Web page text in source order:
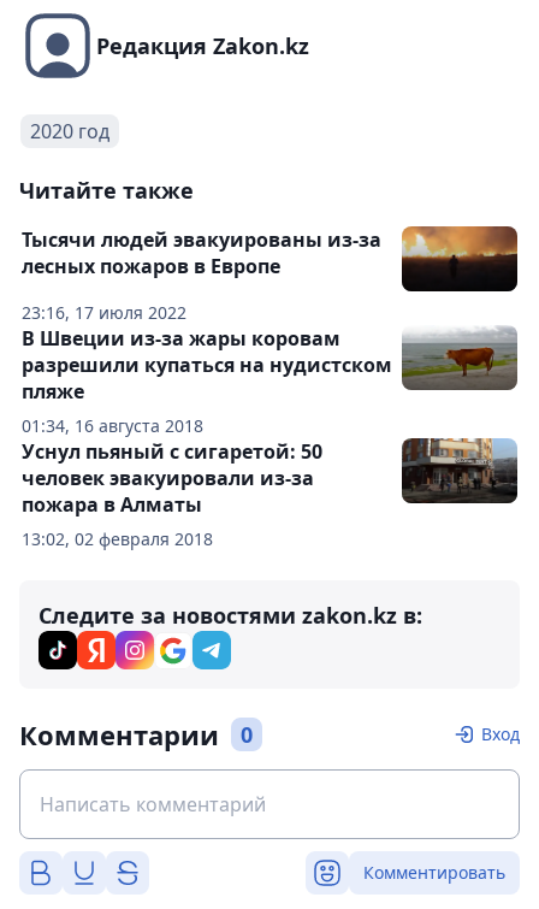
Редакция Zakon.kz
2020 год
Читайте также
23:16, 17 июля 2022
Тысячи людей эвакуированы из-за
лесных пожаров в Европе
01:34, 16 августа 2018
В Швеции из-за жары коровам
разрешили купаться на нудистском
пляже
13:02, 02 февраля 2018
Уснул пьяный с сигаретой: 50
человек эвакуировали из-за
пожара в Алматы
Следите за новостями zakon.kz в:
Комментарии 0 Вход
Комментировать